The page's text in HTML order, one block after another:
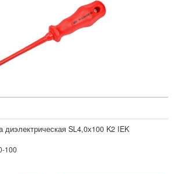
диэлектрическая SL4,0х100 K2 IEK
100